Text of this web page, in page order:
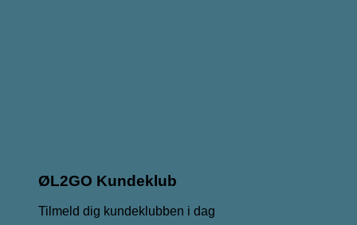
ØL2GO Kundeklub
Tilmeld dig kundeklubben i dag